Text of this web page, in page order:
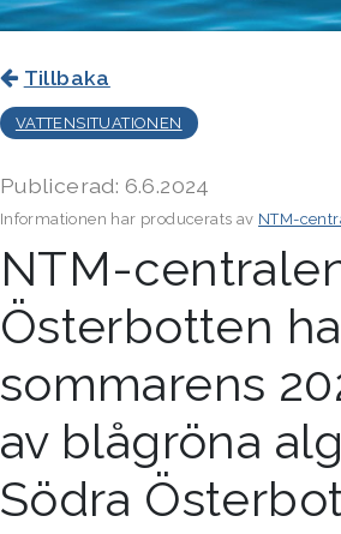
Tillbaka
VATTENSITUATIONEN
Publicerad: 6.6.2024
Informationen har producerats av NTM-
NTM-
Österbotten
sommarens
av blågröna
Södra